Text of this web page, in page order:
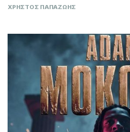
ΧΡΗΣΤΟΣ ΠΑΠΑΖΩΗΣ